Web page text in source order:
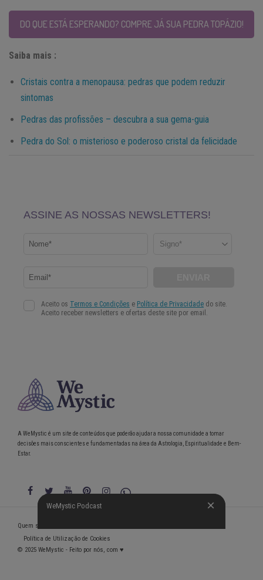
DO QUE ESTÁ ESPERANDO? COMPRE JÁ SUA PEDRA TOPÁZIO!
Saiba mais :
Cristais contra a menopausa: pedras que podem reduzir
sintomas
Pedras das profissões – descubra a sua gema-guia
Pedra do Sol: o misterioso e poderoso cristal da felicidade
WeMystic Podcast
A WeMystic é um site de conteúdos que poderão ajudar a nossa comunidade a tomar
decisões mais conscientes e fundamentadas na área da Astrologia, Espiritualidade e Bem-
Estar.
WeMystic Podcast
Quem somos
Política de Utilização de Cookies
© 2025 WeMystic - Feito por nós, com ♥